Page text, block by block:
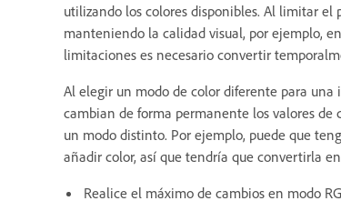
utilizando los colores disponibles. Al limitar
manteniendo la calidad visual, por ejemplo,
limitaciones es necesario convertir
Al elegir un modo de color diferente para
cambian de forma permanente los valores
un modo distinto. Por ejemplo, puede que
añadir color, así que tendría que convertirla
Realice el máximo de cambios en modo